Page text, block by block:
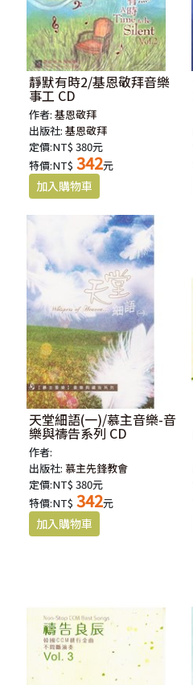
靜默有時2/基恩敬拜音樂
事工 CD
作者:基恩敬拜
出版社:基恩敬拜
定價:NT$ 380元
特價:NT$ 342元
天堂細語(一)/慕主音樂-音
樂與禱告系列 CD
作者:
出版社:慕主先鋒教會
定價:NT$ 380元
特價:NT$ 342元